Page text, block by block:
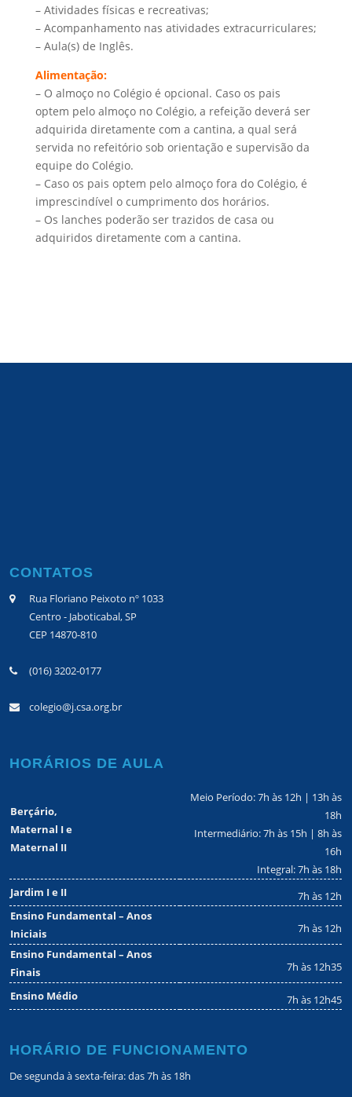
– Atividades físicas e recreativas;
– Acompanhamento nas atividades extracurriculares;
– Aula(s) de Inglês.
Alimentação:
– O almoço no Colégio é opcional. Caso os pais
optem pelo almoço no Colégio, a refeição deverá ser
adquirida diretamente com a cantina, a qual será
servida no refeitório sob orientação e supervisão da
equipe do Colégio.
– Caso os pais optem pelo almoço fora do Colégio, é
imprescindível o cumprimento dos horários.
– Os lanches poderão ser trazidos de casa ou
adquiridos diretamente com a cantina.
CONTATOS
Rua Floriano Peixoto nº 1033
Centro - Jaboticabal, SP
CEP 14870-810
(016) 3202-0177
colegio@j.csa.org.br
HORÁRIOS DE AULA
Berçário,
Maternal I e
Maternal II
Meio Período: 7h às 12h | 13h às
18h
Intermediário: 7h às 15h | 8h às
16h
Integral: 7h às 18h
Jardim I e II
7h às 12h
Ensino Fundamental – Anos
Iniciais
7h às 12h
Ensino Fundamental – Anos
Finais
7h às 12h35
Ensino Médio 7h às 12h45
HORÁRIO DE FUNCIONAMENTO
De segunda à sexta-feira: das 7h às 18h